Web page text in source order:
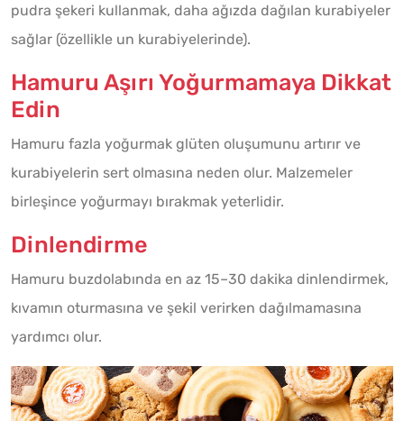
pudra şekeri kullanmak, daha ağızda dağılan kurabiyeler
sağlar (özellikle un kurabiyelerinde).
Hamuru Aşırı Yoğurmamaya Dikkat
Edin
Hamuru fazla yoğurmak glüten oluşumunu artırır ve
kurabiyelerin sert olmasına neden olur. Malzemeler
birleşince yoğurmayı bırakmak yeterlidir.
Dinlendirme
Hamuru buzdolabında en az 15–30 dakika dinlendirmek,
kıvamın oturmasına ve şekil verirken dağılmamasına
yardımcı olur.